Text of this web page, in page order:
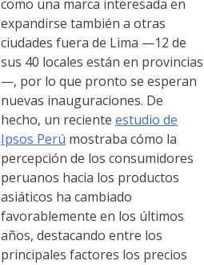
como una marca interesada en
expandirse también a otras
ciudades fuera de Lima —12 de
sus 40 locales están en provincias
—, por lo que pronto se esperan
nuevas inauguraciones. De
hecho, un reciente estudio de
Ipsos Perú mostraba cómo la
percepción de los consumidores
peruanos hacia los productos
asiáticos ha cambiado
favorablemente en los últimos
años, destacando entre los
principales factores los precios